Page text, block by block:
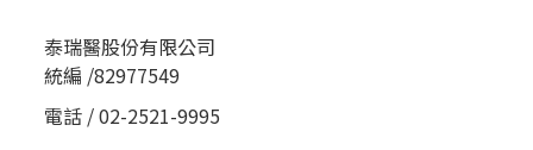
泰瑞醫股份有限公司
統編 /82977549
電話 / 02-2521-9995